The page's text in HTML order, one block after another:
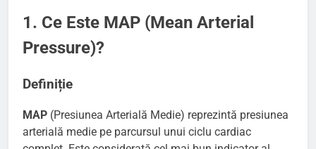
1. Ce Este MAP (Mean Arterial
Pressure)?
Definiție
MAP (Presiunea Arterială Medie) reprezintă presiunea
arterială medie pe parcursul unui ciclu cardiac